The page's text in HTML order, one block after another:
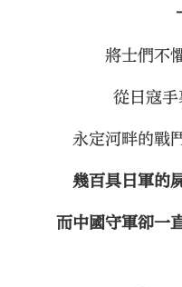
將士們不
從日寇手
永定河畔的戰
幾百具日軍的
而中國守軍卻一